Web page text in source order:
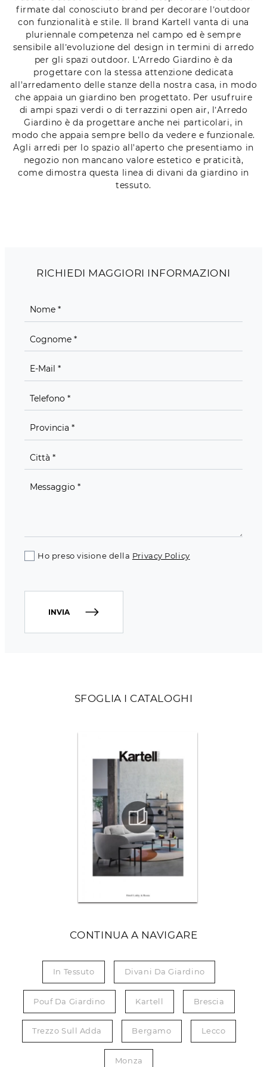
firmate dal conosciuto brand per decorare l’outdoor
con funzionalità e stile. Il brand Kartell vanta di una
pluriennale competenza nel campo ed è sempre
sensibile all’evoluzione del design in termini di arredo
per gli spazi outdoor. L’Arredo Giardino è da
progettare con la stessa attenzione dedicata
all'arredamento delle stanze della nostra casa, in modo
che appaia un giardino ben progettato. Per usufruire
di ampi spazi verdi o di terrazzini open air, l’Arredo
Giardino è da progettare anche nei particolari, in
modo che appaia sempre bello da vedere e funzionale.
Agli arredi per lo spazio all'aperto che presentiamo in
negozio non mancano valore estetico e praticità,
come dimostra questa linea di divani da giardino in
tessuto.
SFOGLIA I CATALOGHI
CONTINUA A NAVIGARE
In Tessuto Divani Da Giardino
Pouf Da Giardino Kartell Brescia
Trezzo Sull Adda Bergamo Lecco
Monza
RICHIEDI MAGGIORI INFORMAZIONI
Ho preso visione della Privacy Policy
INVIA